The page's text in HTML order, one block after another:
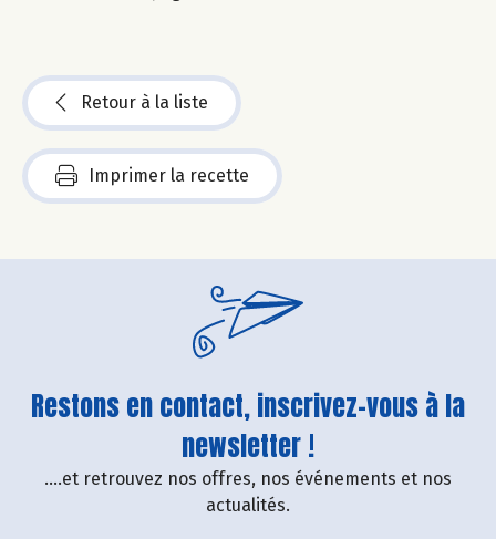
Retour à la liste
Imprimer la recette
Restons en contact, inscrivez-vous à la
newsletter !
....et retrouvez nos offres, nos événements et nos
actualités.